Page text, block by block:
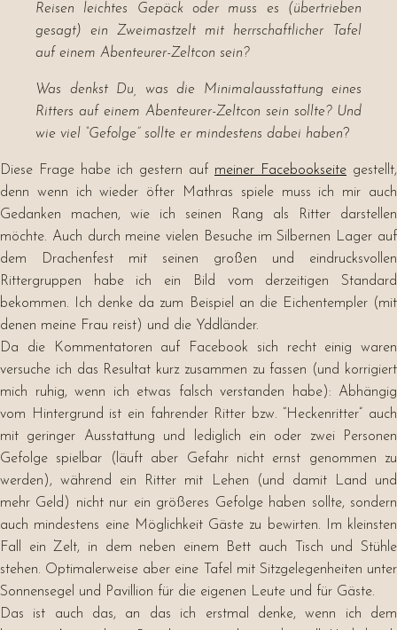
Reisen leichtes Gepäck oder muss es (übertrieben
gesagt) ein Zweimastzelt mit herrschaftlicher Tafel
auf einem Abenteurer-Zeltcon sein?
Was denkst Du, was die Minimalausstattung eines
Ritters auf einem Abenteurer-Zeltcon sein sollte? Und
wie viel “Gefolge” sollte er mindestens dabei haben?
Diese Frage habe ich gestern auf meiner Facebookseite gestellt,
denn wenn ich wieder öfter Mathras spiele muss ich mir auch
Gedanken machen, wie ich seinen Rang als Ritter darstellen
möchte. Auch durch meine vielen Besuche im Silbernen Lager auf
dem Drachenfest mit seinen großen und eindrucksvollen
Rittergruppen habe ich ein Bild vom derzeitigen Standard
bekommen. Ich denke da zum Beispiel an die Eichentempler (mit
denen meine Frau reist) und die Yddländer.
Da die Kommentatoren auf Facebook sich recht einig waren
versuche ich das Resultat kurz zusammen zu fassen (und korrigiert
mich ruhig, wenn ich etwas falsch verstanden habe): Abhängig
vom Hintergrund ist ein fahrender Ritter bzw. “Heckenritter” auch
mit geringer Ausstattung und lediglich ein oder zwei Personen
Gefolge spielbar (läuft aber Gefahr nicht ernst genommen zu
werden), während ein Ritter mit Lehen (und damit Land und
mehr Geld) nicht nur ein größeres Gefolge haben sollte, sondern
auch mindestens eine Möglichkeit Gäste zu bewirten. Im kleinsten
Fall ein Zelt, in dem neben einem Bett auch Tisch und Stühle
stehen. Optimalerweise aber eine Tafel mit Sitzgelegenheiten unter
Sonnensegel und Pavillion für die eigenen Leute und für Gäste.
Das ist auch das, an das ich erstmal denke, wenn ich dem